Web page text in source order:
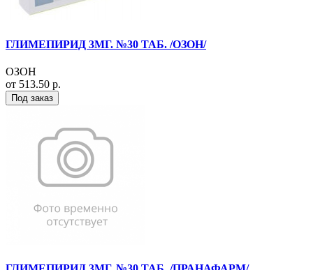
ГЛИМЕПИРИД 3МГ. №30 ТАБ. /ОЗОН/
ОЗОН
от 513.50 р.
Под заказ